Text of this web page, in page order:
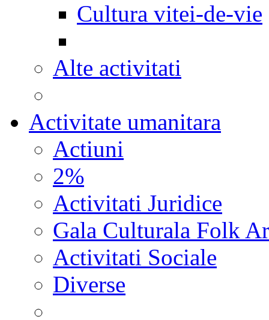
Cultura vitei-de-vie
Alte activitati
Activitate umanitara
Actiuni
2%
Activitati Juridice
Gala Culturala Folk
Activitati Sociale
Diverse